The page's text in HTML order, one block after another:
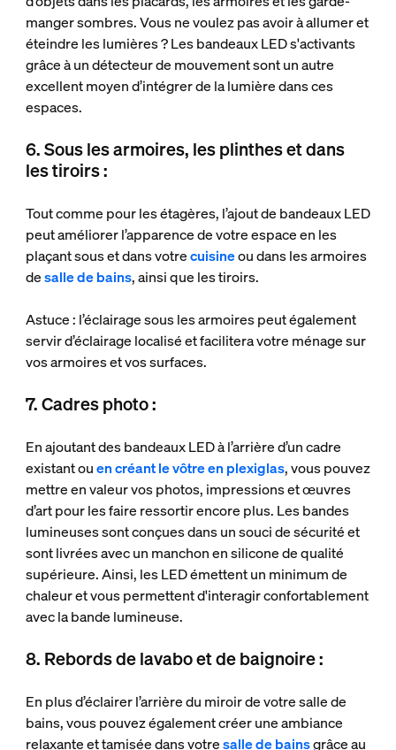
manger sombres. Vous ne voulez pas avoir à allumer et
éteindre les lumières ? Les bandeaux LED s'activants
grâce à un détecteur de mouvement sont un autre
excellent moyen d’intégrer de la lumière dans ces
espaces.
6. Sous les armoires, les plinthes et dans
les tiroirs :
Tout comme pour les étagères, l’ajout de bandeaux LED
peut améliorer l’apparence de votre espace en les
plaçant sous et dans votrecuisineou dans les armoires
desalle de bains, ainsi que les tiroirs.
Astuce : l’éclairage sous les armoires peut également
servir d’éclairage localisé et facilitera votre ménage sur
vos armoires et vos surfaces.
7. Cadres photo :
En ajoutant des bandeaux LED à l’arrière d’un cadre
existant ouen créant le vôtre en plexiglas, vous pouvez
mettre en valeur vos photos, impressions et œuvres
d’art pour les faire ressortir encore plus. Les bandes
lumineuses sont conçues dans un souci de sécurité et
sont livrées avec un manchon en silicone de qualité
supérieure. Ainsi, les LED émettent un minimum de
chaleur et vous permettent d'interagir confortablement
avec la bande lumineuse.
8. Rebords de lavabo et de baignoire :
En plus d’éclairer l’arrière du miroir de votre salle de
bains, vous pouvez également créer une ambiance
relaxante et tamisée dans votresalle de bainsgrâce au